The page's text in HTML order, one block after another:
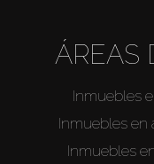
ÁREAS
Inmuebles
Inmuebles en
Inmuebles